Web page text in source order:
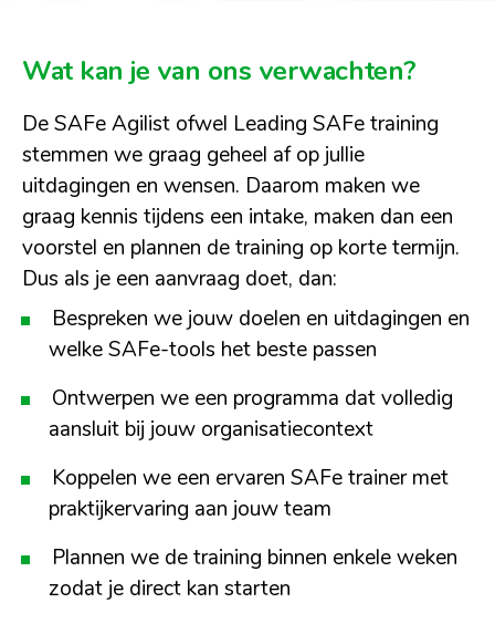
Wat kan je van ons verwachten?
De SAFe Agilist ofwel Leading SAFe training
stemmen we graag geheel af op jullie
uitdagingen en wensen. Daarom maken we
graag kennis tijdens een intake, maken dan een
voorstel en plannen de training op korte termijn.
Dus als je een aanvraag doet, dan:
Bespreken we jouw doelen en uitdagingen en
welke SAFe-tools het beste passen
Ontwerpen we een programma dat volledig
aansluit bij jouw organisatiecontext
Koppelen we een ervaren SAFe trainer met
praktijkervaring aan jouw team
Plannen we de training binnen enkele weken
zodat je direct kan starten